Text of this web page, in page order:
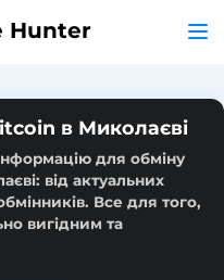
Hunter
в Миколаєві
для обміну
від актуальних
Все для того,
вигідним та